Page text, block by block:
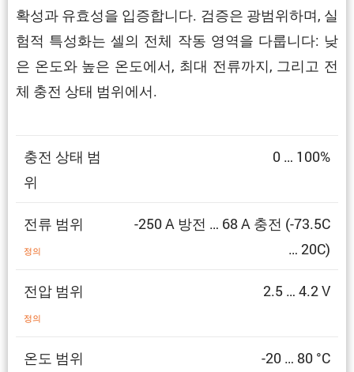
확성과 유효성을 입증합니다. 검증은 광범위하며, 실
험적 특성화는 셀의 전체 작동 영역을 다룹니다: 낮
은 온도와 높은 온도에서, 최대 전류까지, 그리고 전
체 충전 상태 범위에서.
충전 상태 범
위
0 … 100%
전류 범위
정의
-250 A 방전 … 68 A 충전 (-73.5C
… 20C)
전압 범위
정의
2.5 … 4.2 V
온도 범위 -20 … 80 °C